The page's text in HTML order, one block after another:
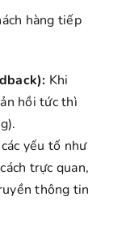
hàng tiếp
Khi
hồi tức thì
yếu tố như
trực quan,
thông tin